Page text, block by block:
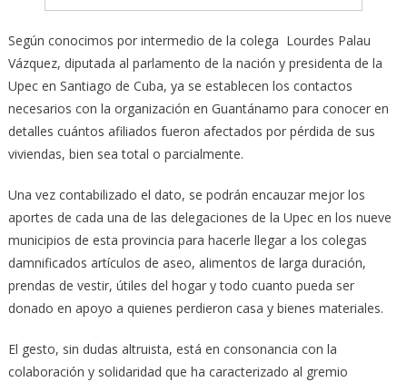
Según conocimos por intermedio de la colega Lourdes Palau
Vázquez, diputada al parlamento de la nación y presidenta de la
Upec en Santiago de Cuba, ya se establecen los contactos
necesarios con la organización en Guantánamo para conocer en
detalles cuántos afiliados fueron afectados por pérdida de sus
viviendas, bien sea total o parcialmente.
Una vez contabilizado el dato, se podrán encauzar mejor los
aportes de cada una de las delegaciones de la Upec en los nueve
municipios de esta provincia para hacerle llegar a los colegas
damnificados artículos de aseo, alimentos de larga duración,
prendas de vestir, útiles del hogar y todo cuanto pueda ser
donado en apoyo a quienes perdieron casa y bienes materiales.
El gesto, sin dudas altruista, está en consonancia con la
colaboración y solidaridad que ha caracterizado al gremio